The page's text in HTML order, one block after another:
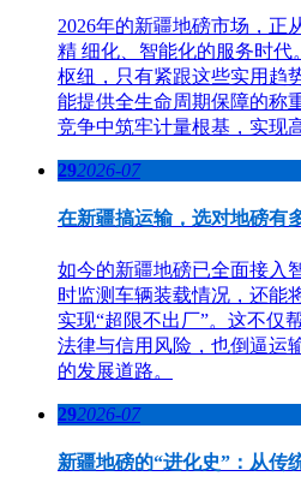
2026年的新疆地磅市场，正
精 细化、智能化的服务时
枢纽，只有紧跟这些实用趋
能提供全生命周期保障的称
竞争中筑牢计量根基，实现
292026-07
在新疆搞运输，选对地磅有
如今的新疆地磅已全面接入
时监测车辆装载情况，还能
实现“超限不出厂”。这不仅
法律与信用风险，也倒逼运
的发展道路。
292026-07
新疆地磅的“进化史”：从传